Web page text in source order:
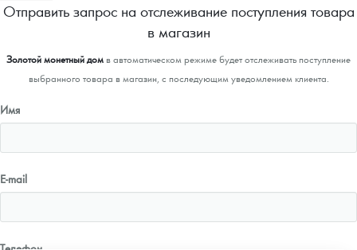
Отправить запрос на отслеживание поступления товара
в магазин
Золотой монетный домв автоматическом режиме будет отслеживать поступление
выбранного товара в магазин, с последующим уведомлением клиента.
Имя
E-mail